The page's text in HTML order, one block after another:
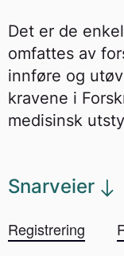
Det er de
omfattes av
innføre og
kravene i
medisinsk
Snarveier
Registrering